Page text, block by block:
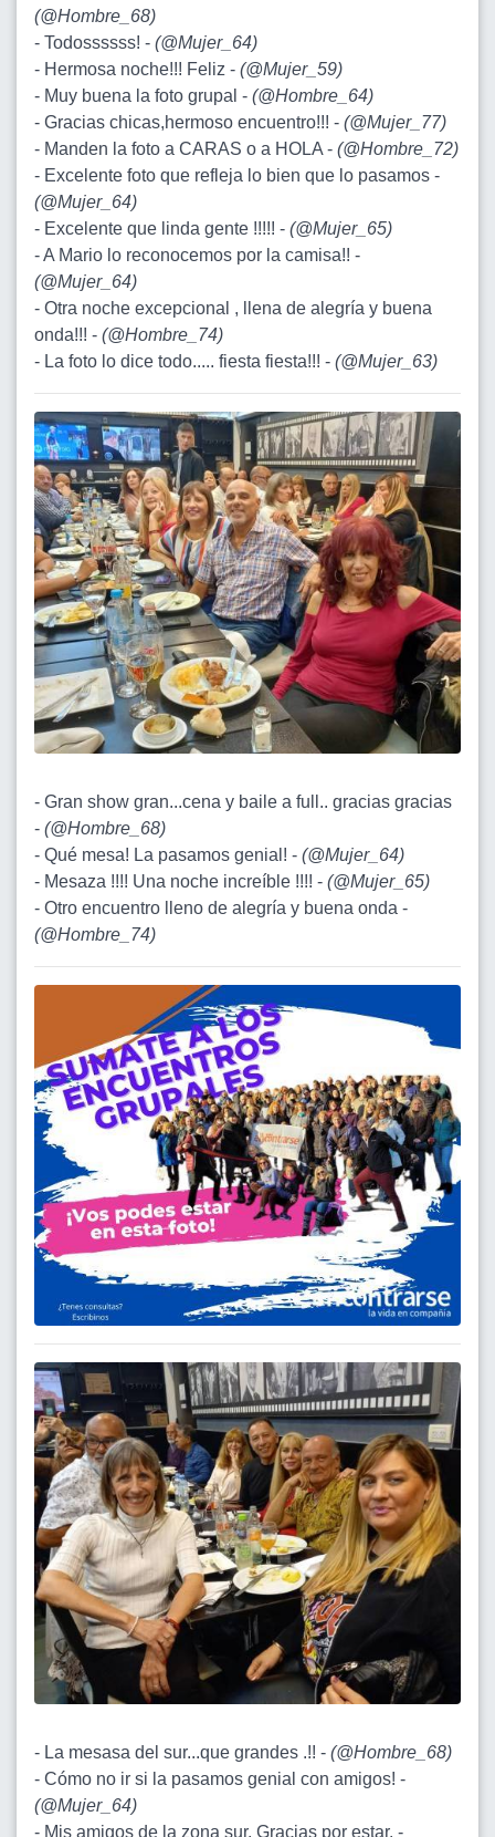
(@Hombre_68)
- Todossssss! - (@Mujer_64)
- Hermosa noche!!! Feliz - (@Mujer_59)
- Muy buena la foto grupal - (@Hombre_64)
- Gracias chicas,hermoso encuentro!!! - (@Mujer_77)
- Manden la foto a CARAS o a HOLA - (@Hombre_72)
- Excelente foto que refleja lo bien que lo pasamos -
(@Mujer_64)
- Excelente que linda gente !!!!! - (@Mujer_65)
- A Mario lo reconocemos por la camisa!! -
(@Mujer_64)
- Otra noche excepcional , llena de alegría y buena
onda!!! - (@Hombre_74)
- La foto lo dice todo..... fiesta fiesta!!! - (@Mujer_63)
- Gran show gran...cena y baile a full.. gracias gracias
- (@Hombre_68)
- Qué mesa! La pasamos genial! - (@Mujer_64)
- Mesaza !!!! Una noche increíble !!!! - (@Mujer_65)
- Otro encuentro lleno de alegría y buena onda -
(@Hombre_74)
- La mesasa del sur...que grandes .!! - (@Hombre_68)
- Cómo no ir si la pasamos genial con amigos! -
(@Mujer_64)
- Mis amigos de la zona sur. Gracias por estar. -